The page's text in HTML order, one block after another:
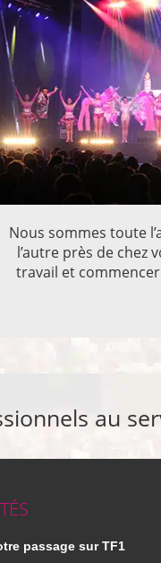
Nous sommes toute
l’autre près de
travail et
au
passage sur TF1